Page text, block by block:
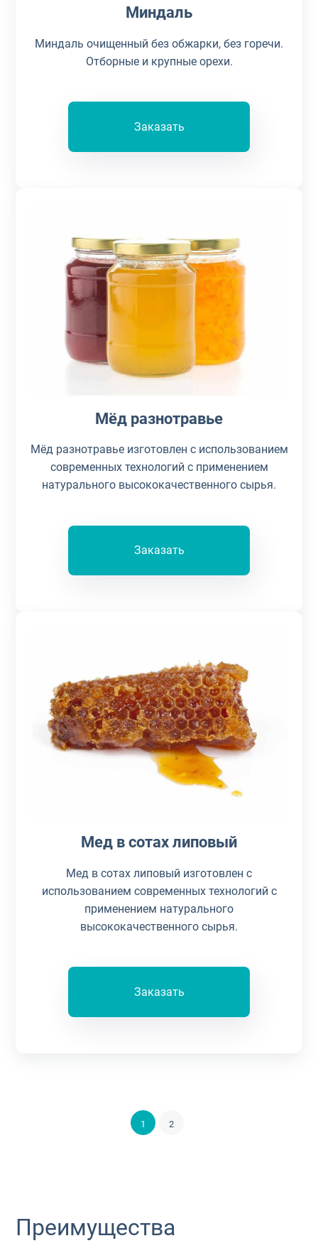
Миндаль
Миндаль очищенный без обжарки, без горечи.
Отборные и крупные орехи.
Заказать
Мёд разнотравье
Мёд разнотравье изготовлен с использованием
современных технологий с применением
натурального высококачественного сырья.
Заказать
Мед в сотах липовый
Мед в сотах липовый изготовлен с
использованием современных технологий с
применением натурального
высококачественного сырья.
Заказать
1 2
Преимущества